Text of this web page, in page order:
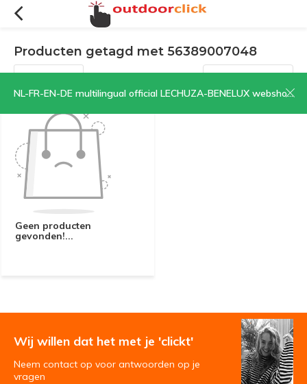
NL-FR-EN-DE multilingual official LECHUZA-BENELUX webshop | CLICK HERE NOW!
Producten getagd met 56389007048
Filters Sorteren op:
Geen producten
gevonden!...
Wij willen dat het met je 'clickt'
Neem contact op voor antwoorden op je
vragen